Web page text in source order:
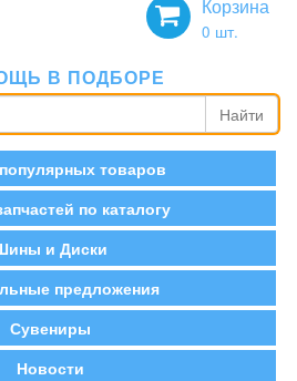
Корзина
0 шт.
В ПОДБОРЕ
Найти
товаров
по каталогу
и Диски
предложения
Сувениры
Новости